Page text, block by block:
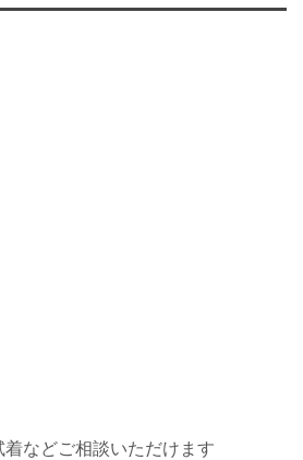
などご相談いただけます